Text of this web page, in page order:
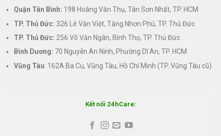
Quận Tân Bình: 198 Hoàng Văn Thụ, Tân Sơn Nhất, TP. HCM
TP. Thủ Đức: 326 Lê Văn Việt, Tăng Nhơn Phú, TP. Thủ Đức
TP. Thủ Đức: 256 Võ Văn Ngân, Bình Thọ, TP. Thủ Đức
Bình Dương: 70 Nguyễn An Ninh, Phường Dĩ An, TP. HCM
Vũng Tàu: 162A Ba Cu, Vũng Tàu, Hồ Chí Minh (TP. Vũng Tàu cũ)
Kết nối 24hCare: